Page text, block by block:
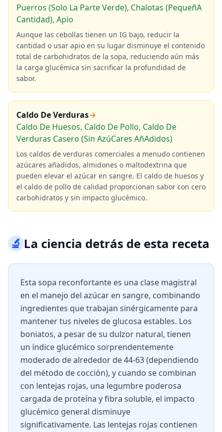
Puerros (Solo La Parte Verde), Chalotas (PequeñA
Cantidad), Apio
Aunque las cebollas tienen un IG bajo, reducir la
cantidad o usar apio en su lugar disminuye el contenido
total de carbohidratos de la sopa, reduciendo aún más
la carga glucémica sin sacrificar la profundidad de
sabor.
Caldo De Verduras→
Caldo De Huesos, Caldo De Pollo, Caldo De
Verduras Casero (Sin AzúCares AñAdidos)
Los caldos de verduras comerciales a menudo contienen
azúcares añadidos, almidones o maltodextrina que
pueden elevar el azúcar en sangre. El caldo de huesos y
el caldo de pollo de calidad proporcionan sabor con cero
carbohidratos y sin impacto glucémico.
🔬La ciencia detrás de esta receta
Esta sopa reconfortante es una clase magistral
en el manejo del azúcar en sangre, combinando
ingredientes que trabajan sinérgicamente para
mantener tus niveles de glucosa estables. Los
boniatos, a pesar de su dulzor natural, tienen
un índice glucémico sorprendentemente
moderado de alrededor de 44-63 (dependiendo
del método de cocción), y cuando se combinan
con lentejas rojas, una legumbre poderosa
cargada de proteína y fibra soluble, el impacto
glucémico general disminuye
significativamente. Las lentejas rojas contienen